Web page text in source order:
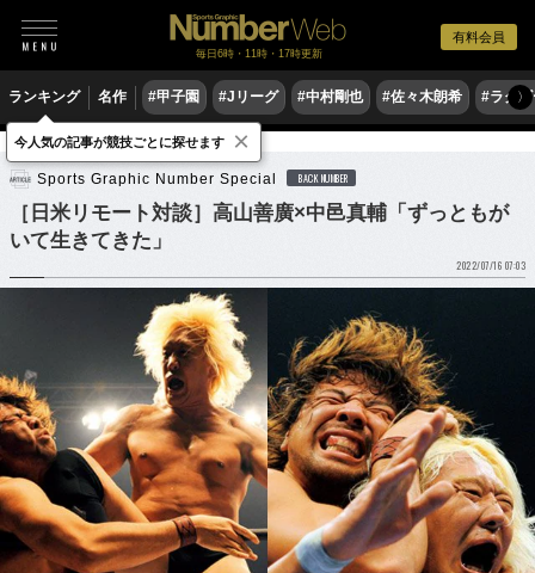
有料会員
毎日6時・11時・17時更新
ランキング 名作 #甲子園 #Jリーグ #中村剛也 #佐々木朗希 #ラグ〉
格闘技 プロレス
Sports Graphic Number Special BACK NUMBER
［日米リモート対談］高山善廣×中邑真輔「ずっともが
いて生きてきた」
2022/07/16 07:03
今人気の記事が競技ごとに探せます ×